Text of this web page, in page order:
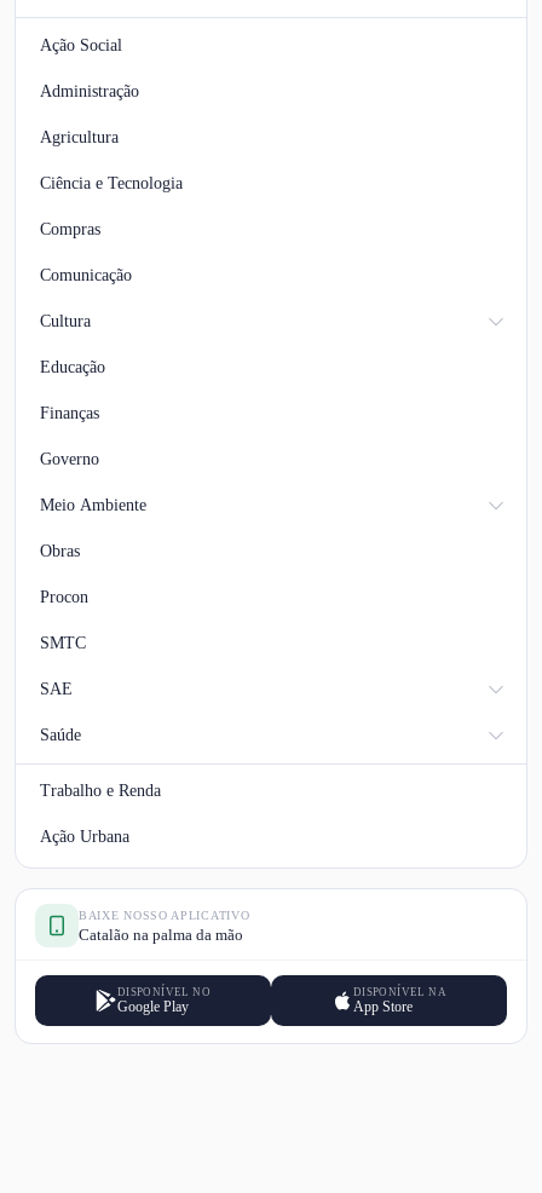
Ação Social
Administração
Agricultura
Ciência e Tecnologia
Compras
Comunicação
Cultura
Educação
Finanças
Governo
Meio Ambiente
Obras
Procon
SMTC
SAE
Saúde
Trabalho e Renda
Ação Urbana
BAIXE NOSSO APLICATIVO
Catalão na palma da mão
DISPONÍVEL NO
Google Play
DISPONÍVEL NA
App Store